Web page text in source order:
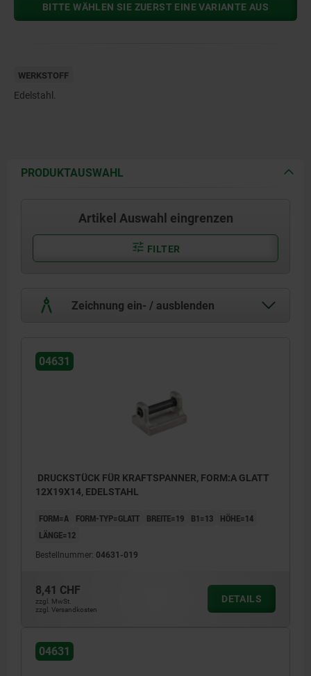
BITTE WÄHLEN SIE ZUERST EINE VARIANTE AUS
WERKSTOFF
Edelstahl.
PRODUKTAUSWAHL
Artikel Auswahl eingrenzen
FILTER
Zeichnung ein- / ausblenden
04631
DRUCKSTÜCK FÜR KRAFTSPANNER, FORM:A GLATT
12X19X14, EDELSTAHL
FORM=A FORM-TYP=GLATT BREITE=19 B1=13
HÖHE=14
LÄNGE=12
Bestellnummer: 04631-019
8,41 CHF
zzgl. MwSt.
zzgl. Versandkosten
DETAILS
04631